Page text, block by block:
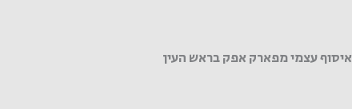
איסוף עצמי מפארק אפק בראש העין